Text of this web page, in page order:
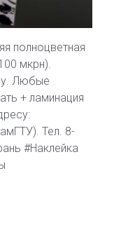
полноцветная
мкрн).
Любые
+ ламинация
Тел. 8-
#Наклейка